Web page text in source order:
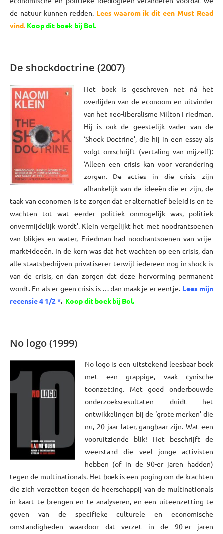
de natuur kunnen redden. Lees waarom ik dit een Must Read
vind. Koop dit boek bij Bol.
De shockdoctrine (2007)
Het boek is geschreven net ná het
overlijden van de econoom en uitvinder
van het neo-liberalisme Milton Friedman.
Hij is ook de geestelijk vader van de
‘Shock Doctrine’, die hij in een essay als
volgt omschrijft (vertaling van mijzelf):
‘Alleen een crisis kan voor verandering
zorgen. De acties in die crisis zijn
afhankelijk van de ideeën die er zijn, de
taak van economen is te zorgen dat er alternatief beleid is en te
wachten tot wat eerder politiek onmogelijk was, politiek
onvermijdelijk wordt’. Klein vergelijkt het met noodrantsoenen
van blikjes en water, Friedman had noodrantsoenen van vrije-
markt-ideeën. In de kern was dat het wachten op een crisis, dan
alle staatsbedrijven privatiseren terwijl iedereen nog in shock is
van de crisis, en dan zorgen dat deze hervorming permanent
wordt. En als er geen crisis is … dan maak je er eentje. Lees mijn
recensie 4 1/2 *. Koop dit boek bij Bol.
No logo (1999)
No logo is een uitstekend leesbaar boek
met een grappige, vaak cynische
toonzetting. Met goed onderbouwde
onderzoeksresultaten duidt het
ontwikkelingen bij de ‘grote merken’ die
nu, 20 jaar later, gangbaar zijn. Wat een
vooruitziende blik! Het beschrijft de
weerstand die veel jonge activisten
hebben (of in de 90-er jaren hadden)
tegen de multinationals. Het boek is een poging om de krachten
die zich verzetten tegen de heerschappij van de multinationals
in kaart te brengen en te analyseren, en een uiteenzetting te
geven van de specifieke culturele en economische
omstandigheden waardoor dat verzet in de 90-er jaren